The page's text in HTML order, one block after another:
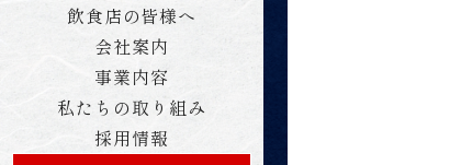
飲食店の皆様へ
会社案内
事業内容
私たちの取り組み
採用情報